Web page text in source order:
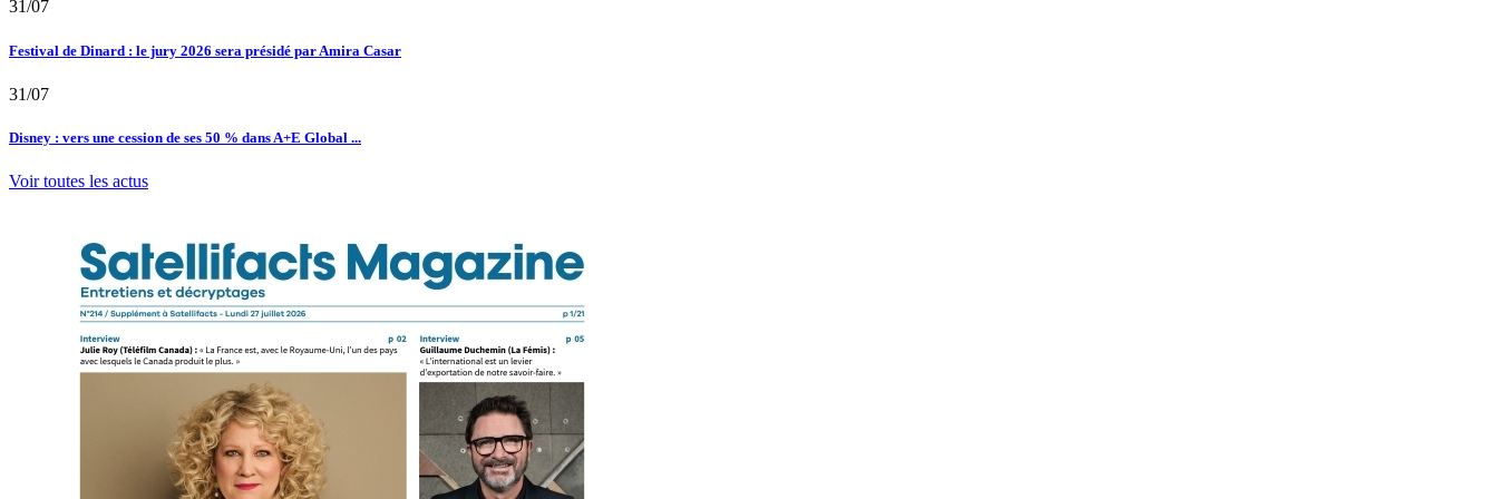
31/07
Festival de Dinard : le jury 2026 sera présidé par Amira Casar
31/07
Disney : vers une cession de ses 50 % dans A+E Global ...
Voir toutes les actus